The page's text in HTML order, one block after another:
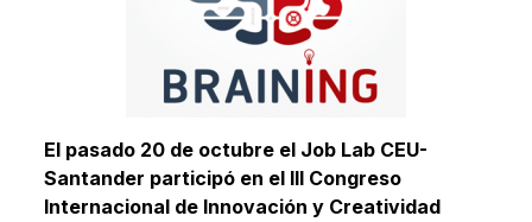
El pasado 20 de octubre el Job Lab CEU-
Santander participó en el III Congreso
Internacional de Innovación y Creatividad